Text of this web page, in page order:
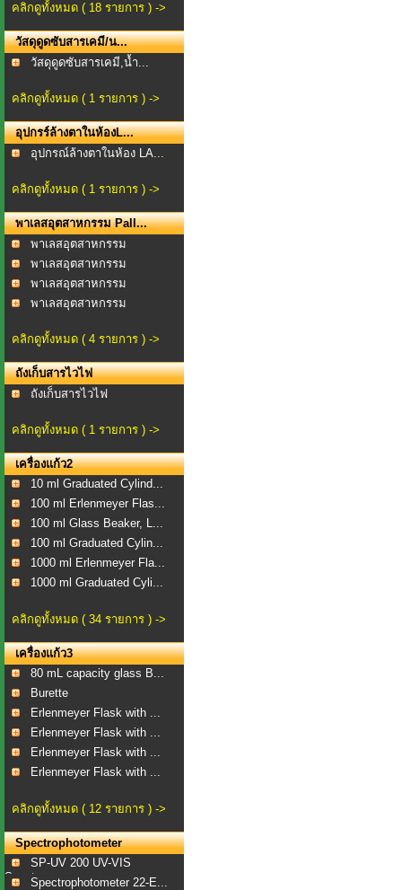
คลิกดูทั้งหมด ( 18 รายการ ) ->
วัสดุดูดซับสารเคมี/น...
วัสดุดูดซับสารเคมี,น้ำ...
คลิกดูทั้งหมด ( 1 รายการ ) ->
อุปกรร์ล้างตาในห้องL...
อุปกรณ์ล้างตาในห้อง LA...
คลิกดูทั้งหมด ( 1 รายการ ) ->
พาเลสอุตสาหกรรม Pall...
พาเลสอุตสาหกรรม
พาเลสอุตสาหกรรม
Oneway...
พาเลสอุตสาหกรรม
Oneway...
พาเลสอุตสาหกรรม
คลิกดูทั้งหมด ( 4 รายการ ) ->
ถังเก็บสารไวไฟ
ถังเก็บสารไวไฟ
คลิกดูทั้งหมด ( 1 รายการ ) ->
เครื่องแก้ว2
10 ml Graduated Cylind...
100 ml Erlenmeyer Flas...
100 ml Glass Beaker, L...
100 ml Graduated Cylin...
1000 ml Erlenmeyer Fla...
1000 ml Graduated Cyli...
คลิกดูทั้งหมด ( 34 รายการ ) ->
เครื่องแก้ว3
80 mL capacity glass B...
Burette
Erlenmeyer Flask with ...
Erlenmeyer Flask with ...
Erlenmeyer Flask with ...
Erlenmeyer Flask with ...
คลิกดูทั้งหมด ( 12 รายการ ) ->
Spectrophotometer
SP-UV 200 UV-VIS
Spect...Spectrophotometer 22-E...